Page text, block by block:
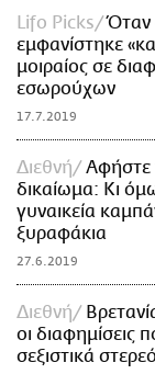
Lifo Picks
Όταν
εμφανίστηκε
μοιραίος σε
εσωρούχων
17.7.2019
Διεθνή
Αφήστε
δικαίωμα: Κι
γυναικεία
ξυραφάκια
27.6.2019
Διεθνή
οι διαφημίσεις
σεξιστικά